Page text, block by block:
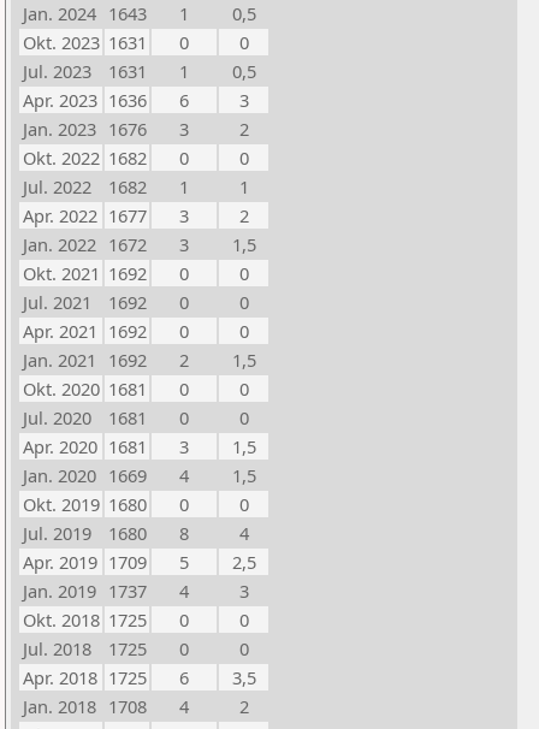
Jan. 2024 1643 1
0,5
Okt. 2023 1631 0
0
Jul. 2023
1631 1
0,5
Apr. 2023 1636 6
3
Jan. 2023 1676 3
2
Okt. 2022 1682 0
0
Jul. 2022
1682 1
1
Apr. 2022 1677 3
2
Jan. 2022 1672 3
1,5
Okt. 2021 1692 0
0
Jul. 2021
1692 0
0
Apr. 2021 1692 0
0
Jan. 2021
1692 2
1,5
Okt. 2020 1681 0
0
Jul. 2020
1681 0
0
Apr. 2020 1681 3
1,5
Jan. 2020 1669 4
1,5
Okt. 2019 1680 0
0
Jul. 2019
1680 8
4
Apr. 2019 1709 5
2,5
Jan. 2019 1737 4
3
Okt. 2018 1725 0
0
Jul. 2018
1725 0
0
Apr. 2018 1725 6
3,5
Jan. 2018 1708 4
2